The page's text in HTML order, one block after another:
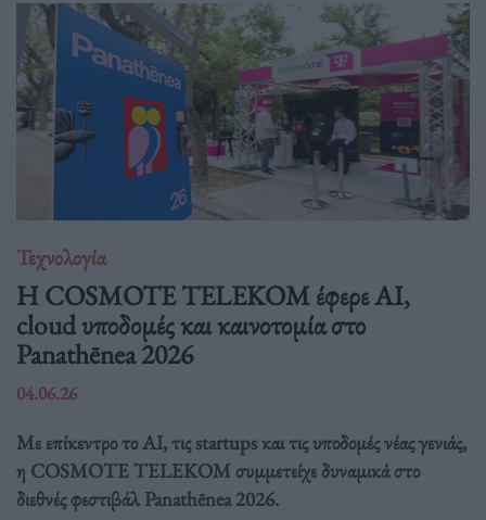
Τεχνολογία
Η COSMOTE TELEKOM έφερε AI,
cloud υποδομές και καινοτομία στο
Panathēnea 2026
04.06.26
Με επίκεντρο το AI, τις startups και τις υποδομές νέας γενιάς,
η COSMOTE TELEKOM συμμετείχε δυναμικά στο
διεθνές φεστιβάλ Panathēnea 2026.